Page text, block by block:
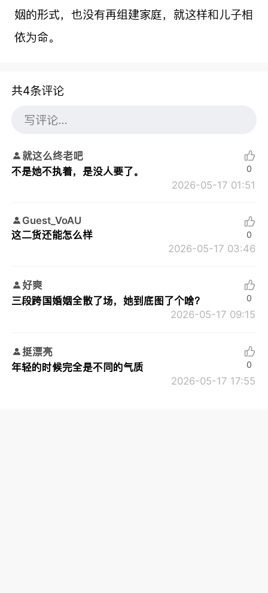
姻的形式，也没有再组建家庭，就这样和儿子相
依为命。
共4条评论
就这么终老吧
不是她不执着，是没人要了。
2026-05-17 01:51
0
Guest_VoAU
这二货还能怎么样
2026-05-17 03:46
0
好爽
三段跨国婚姻全散了场，她到底图了个啥？
2026-05-17 09:15
0
挺漂亮
年轻的时候完全是不同的气质
2026-05-17 17:55
0